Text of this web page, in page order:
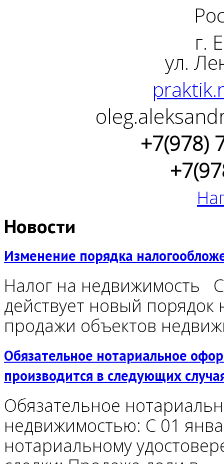
г.
ул.
+7(978)
Новости
Изменение порядка
Налог на недвижимость
действует новый
продажи объектов
Обязательное нотариальное
производится в следующих
Обязательное
недвижимостью: С 01
нотариальному